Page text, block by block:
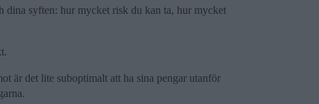
dina syften: hur mycket risk du kan ta, hur mycket
är det lite suboptimalt att ha sina pengar utanför